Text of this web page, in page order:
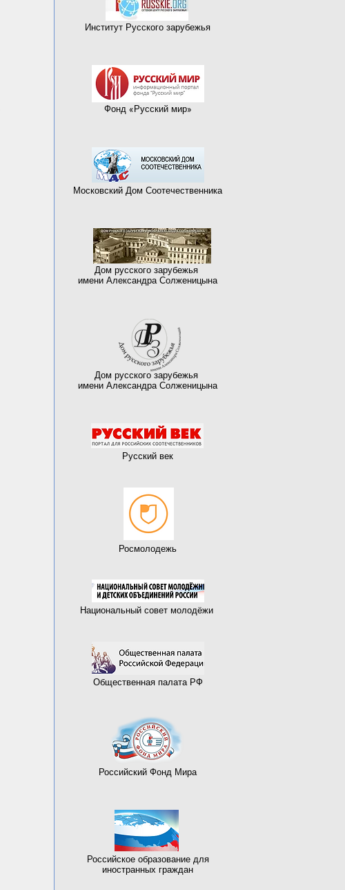
Русский век
Институт Русского зарубежья
Фонд «Русский мир»
Московский Дом Соотечественника
Дом русского зарубежья
имени Александра Солженицына
Национальный совет молодёжи
Общественная палата РФ
Российское образование для
иностранных граждан
Российский Фонд Мира
Росмолодежь
Дом русского зарубежья
имени Александра Солженицына